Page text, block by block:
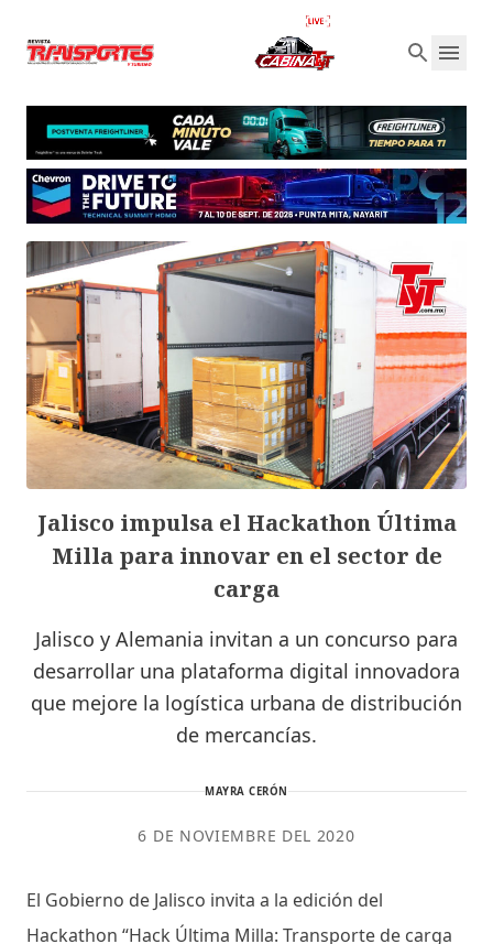
Jalisco impulsa el Hackathon Última
Milla para innovar en el sector de
carga
Jalisco y Alemania invitan a un concurso para
desarrollar una plataforma digital innovadora
que mejore la logística urbana de distribución
de mercancías.
MAYRA CERÓN
6 DE NOVIEMBRE DEL 2020
El Gobierno de Jalisco invita a la edición del
Hackathon “Hack Última Milla: Transporte de carga